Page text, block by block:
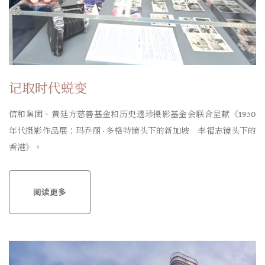
记取时代蜕变
信和集团、黄廷方慈善基金和历史遗珍摄影基金会联合呈献《1950
年代摄影作品展：玛乔丽 · 多格特镜头下的新加坡 李福志镜头下的
香港》。
阅读更多